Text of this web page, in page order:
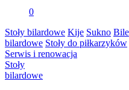
0
Stoły bilardowe Kije Sukno Bile
bilardowe Stoły do piłkarzyków
Serwis i renowacja
Stoły
bilardowe